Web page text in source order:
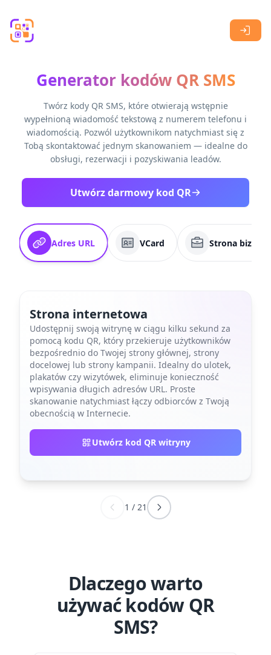
Generator kodów QR SMS
Twórz kody QR SMS, które otwierają wstępnie
wypełnioną wiadomość tekstową z numerem telefonu i
wiadomością. Pozwól użytkownikom natychmiast się z
Tobą skontaktować jednym skanowaniem — idealne do
obsługi, rezerwacji i pozyskiwania leadów.
Utwórz darmowy kod QR
Adres URL VCard Strona
Strona internetowa
Udostępnij swoją witrynę w ciągu kilku sekund za
pomocą kodu QR, który przekieruje użytkowników
bezpośrednio do Twojej strony głównej, strony
docelowej lub strony kampanii. Idealny do ulotek,
plakatów czy wizytówek, eliminuje konieczność
wpisywania długich adresów URL. Proste
skanowanie natychmiast łączy odbiorców z Twoją
obecnością w Internecie.
Utwórz kod QR witryny
1 / 21
Dlaczego warto
używać kodów QR
SMS?